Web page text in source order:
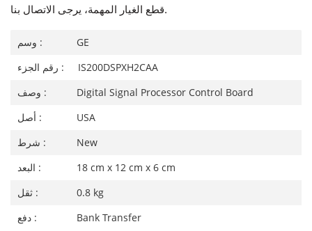
قطع الغيار المهمة، يرجى الاتصال بنا.
وسم :
GE
رقم الجزء :
IS200DSPXH2CAA
وصف :
Digital Signal Processor Control Board
أصل :
USA
شرط :
New
البعد :
18 cm x 12 cm x 6 cm
ثقل :
0.8 kg
دفع :
Bank Transfer